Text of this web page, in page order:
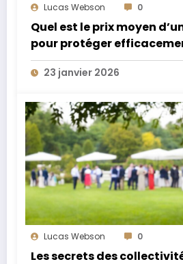
Lucas Webson 0
Quel est le prix moyen
pour protéger
domicile ?
23 janvier 2026
Lucas Webson 0
Les secrets des